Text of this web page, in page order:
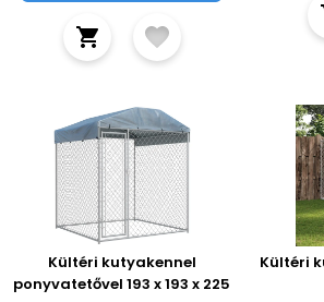
Kültéri kutyakennel
ponyvatetővel 193 x 193 x 225
Kültéri